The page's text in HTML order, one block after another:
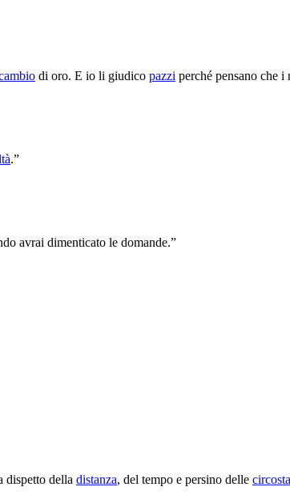
di oro. E io li giudico pazzi perché pensano che i
.”
avrai dimenticato le domande.”
dispetto della distanza, del tempo e persino delle